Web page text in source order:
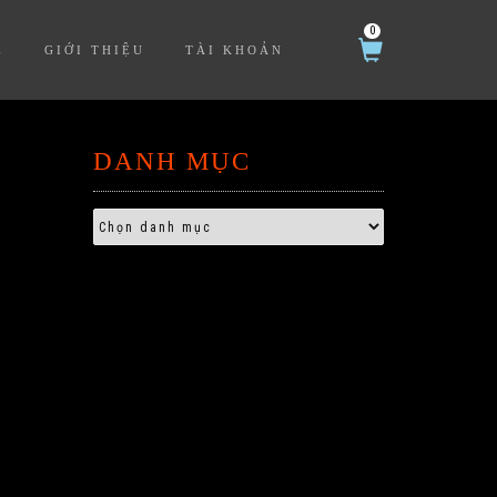
GIỚI THIỆU TÀI KHOẢN
0
DANH MỤC